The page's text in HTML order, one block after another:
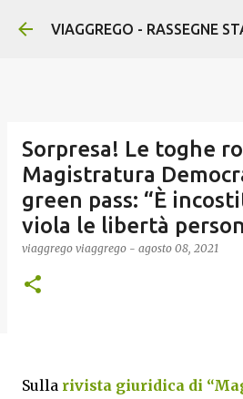
Passa ai contenuti
VIAGGREGO - RASSEGNE
Sorpresa! Le toghe
Magistratura
green pass: “È
viola le libertà
viaggrego viaggrego - agosto 08, 2021
Sulla rivista giuridica di